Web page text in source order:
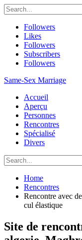
Followers
Likes
Followers
Subscribers
Followers
Same-Sex Marriage
Accueil
Aperçu
Personnes
Rencontres
Spécialisé
Divers
Home
Rencontres
Rencontre avec
cul élastique
Site de